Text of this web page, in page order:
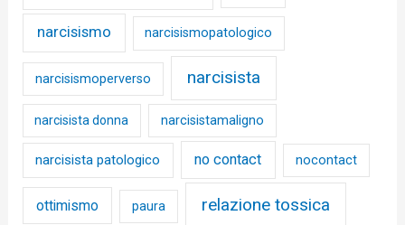
narcisismo narcisismopatologico
narcisismoperverso narcisista
narcisista donna narcisistamaligno
narcisista patologico no contact nocontact
ottimismo paura relazione tossica